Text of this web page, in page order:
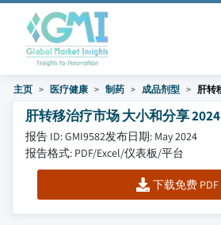
主页 医疗健康 制药 成品剂型 肝转
肝转移治疗市场 大小和分享 2024
报告 ID: GMI9582发布日期: May 2024
报告格式: PDF/Excel/仪表板/平台
下载免费 PDF